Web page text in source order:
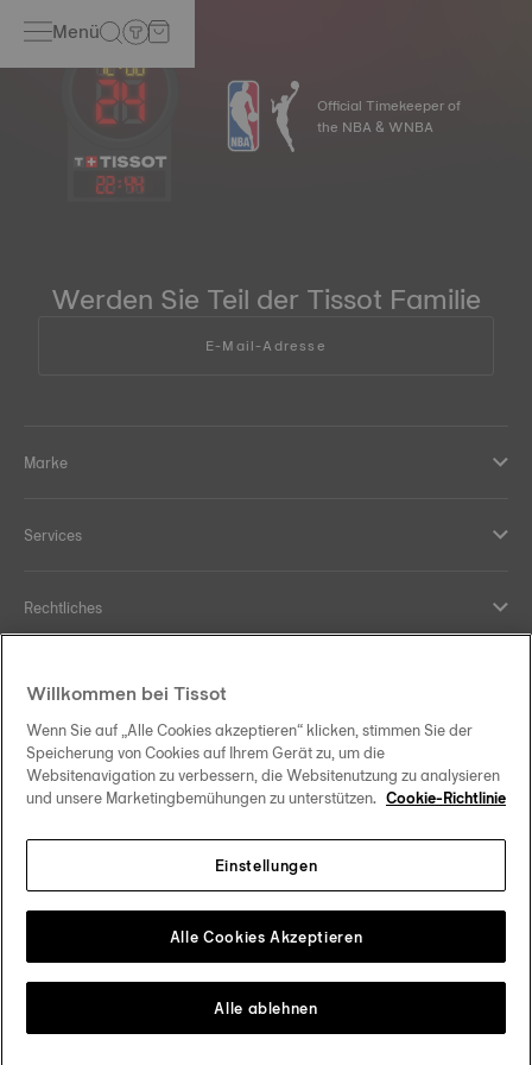
Menü
22:44
Official Timekeeper of
the NBA & WNBA
Werden Sie Teil der Tissot Familie
E-Mail-Adresse
Marke
Services
Rechtliches
Ihre Vorteile
Folgen Sie uns in den sozialen Medien
Change country Tissot Copyrights 2026
Willkommen bei Tissot
Wenn Sie auf „Alle Cookies akzeptieren“ klicken, stimmen Sie der
Speicherung von Cookies auf Ihrem Gerät zu, um die
Websitenavigation zu verbessern, die Websitenutzung zu analysieren
und unsere Marketingbemühungen zu unterstützen. Cookie-Richtlinie
Einstellungen
Alle ablehnen
Alle Cookies Akzeptieren